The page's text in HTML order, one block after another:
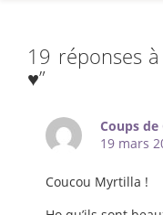
19 réponses à
♥”
Coups
19 mars
Coucou Myrtilla !